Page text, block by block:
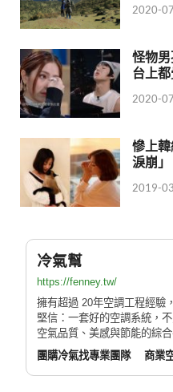
2020-
怪物
台上
2020-
慘上
淚崩
2019-
冷氣幫
https://fenney.tw/
擁有超過 20年空調工程經驗
堅信：一套好的空調系統，
空氣品質、美感與節能的綜合
團購冷氣找專業團隊
商業